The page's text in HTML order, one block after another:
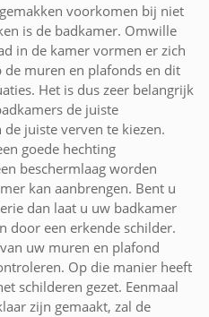
voorkomen bij niet
is de badkamer. Omwille
in de kamer vormen er zich
muren en plafonds en dit
Het is dus zeer belangrijk
de juiste
juiste verven te kiezen.
goede hechting
beschermlaag worden
kan aanbrengen. Bent u
dan laat u uw badkamer
door een erkende schilder.
uw muren en plafond
Op die manier heeft
schilderen gezet. Eenmaal
zijn gemaakt, zal de